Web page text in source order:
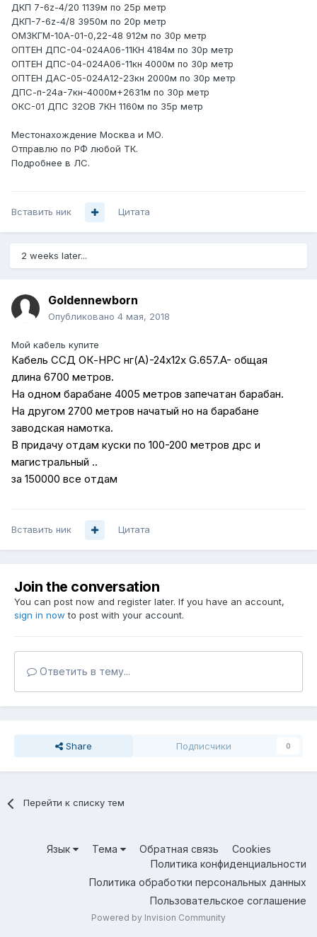
ДКП 7-6z-4/20 1139м по 25р метр
ДКП-7-6z-4/8 3950м по 20р метр
ОМЗКГМ-10А-01-0,22-48 912м по 30р метр
ОПТЕН ДПС-04-024А06-11КН 4184м по 30р метр
ОПТЕН ДПС-04-024А06-11кн 4000м по 30р метр
ОПТЕН ДАС-05-024А12-23кн 2000м по 30р метр
ДПС-п-24а-7кн-4000м+2631м по 30р метр
ОКС-01 ДПС 32ОВ 7КН 1160м по 35р метр
Местонахождение Москва и МО.
Отправлю по РФ любой ТК.
Подробнее в ЛС.
Вставить ник Цитата
2 weeks later...
Goldennewborn
Опубликовано 4 мая, 2018
Мой кабель купите
Кабель ССД ОК-НРС нг(А)-24х12х G.657.A- общая
длина 6700 метров.
На одном барабане 4005 метров запечатан барабан.
На другом 2700 метров начатый но на барабане
заводская намотка.
В придачу отдам куски по 100-200 метров дрс и
магистральный ..
за 150000 все отдам
Вставить ник Цитата
Join the conversation
You can post now and register later. If you have an account,
sign in now to post with your account.
Ответить в тему...
Share Подписчики 0
Перейти к списку тем
Язык Тема Обратная связь
Cookies
Политика конфиденциальности
Политика обработки персональных данных
Пользовательское соглашение
Powered by Invision Community